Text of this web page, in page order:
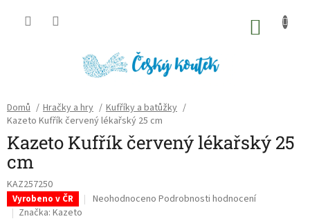
Domů / Hračky a hry / Kufříky a batůžky /
Kazeto Kufřík červený lékařský 25 cm
Kazeto Kufřík červený lékařský 25
cm
KAZ257250
Vyrobeno v ČR
Průměrné
Neohodnoceno Podrobnosti hodnocení
Značka: Kazeto